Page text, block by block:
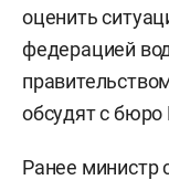
оценить
федерацией
обсудят с бюро
Ранее министр